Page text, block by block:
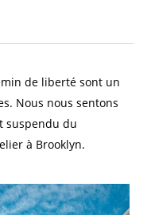
de liberté sont un
Nous nous sentons
suspendu du
à Brooklyn.